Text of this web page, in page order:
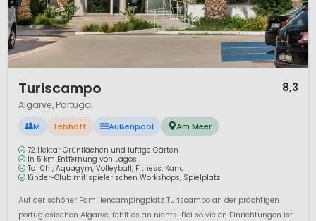
Turiscampo 8,3
Algarve, Portugal
M Lebhaft Außenpool Am Meer
72 Hektar Grünflächen und luftige Gärten
In 5 km Entfernung von Lagos
Tai Chi, Aquagym, Volleyball, Fitness, Kanu
Kinder-Club mit spielerischen Workshops, Spielplatz
Auf der schöner Familiencampingplatz Turiscampo an der prächtigen
portugiesischen Algarve, fehlt es an nichts! Bei so vielen Einrichtungen ist